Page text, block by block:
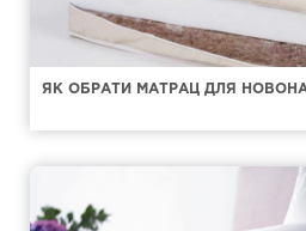
ЯК ОБРАТИ МАТРАЦ ДЛЯ